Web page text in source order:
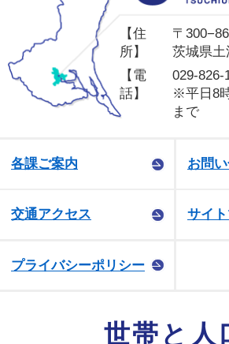
【住
所】
〒
茨城県
【電
話】
029-826-
※平日8
まで
各課ご案内 お問
交通アクセス サイ
プライバシーポリシー